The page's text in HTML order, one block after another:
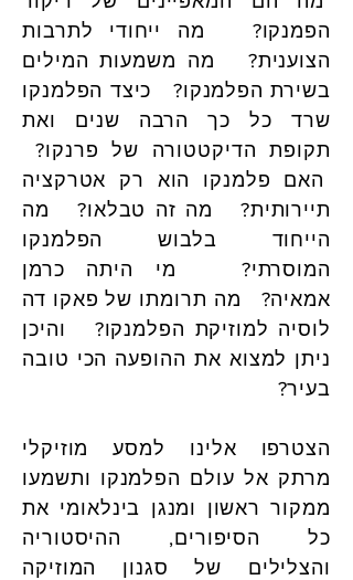
הפמנקו? מה ייחודי לתרבות
הצוענית? מה משמעות המילים
בשירת הפלמנקו? כיצד הפלמנקו
שרד כל כך הרבה שנים ואת
תקופת הדיקטטורה של פרנקו?
האם פלמנקו הוא רק אטרקציה
תיירותית? מה זה טבלאו? מה
הייחוד בלבוש הפלמנקו
המוסרתי? מי היתה כרמן
אמאיה? מה תרומתו של פאקו דה
לוסיה למוזיקת הפלמנקו? והיכן
ניתן למצוא את ההופעה הכי טובה
בעיר?
הצטרפו אלינו למסע מוזיקלי
מרתק אל עולם הפלמנקו ותשמעו
ממקור ראשון ומנגן בינלאומי את
כל הסיפורים, ההיסטוריה
והצלילים של סגנון המוזיקה